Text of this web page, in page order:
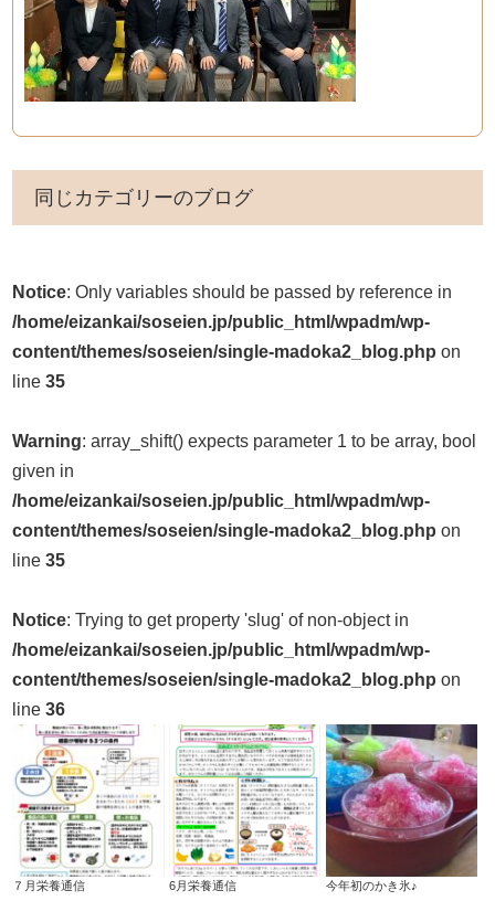
同じカテゴリーのブログ
Notice: Only variables should be passed by reference in
/home/eizankai/soseien.jp/public_html/wpadm/wp-
content/themes/soseien/single-madoka2_blog.php on
line35
Warning: array_shift() expects parameter 1 to be array, bool
given in
/home/eizankai/soseien.jp/public_html/wpadm/wp-
content/themes/soseien/single-madoka2_blog.php on
line35
Notice: Trying to get property 'slug' of non-object in
/home/eizankai/soseien.jp/public_html/wpadm/wp-
content/themes/soseien/single-madoka2_blog.php on
line36
７月栄養通信 6月栄養通信 今年初のかき氷♪